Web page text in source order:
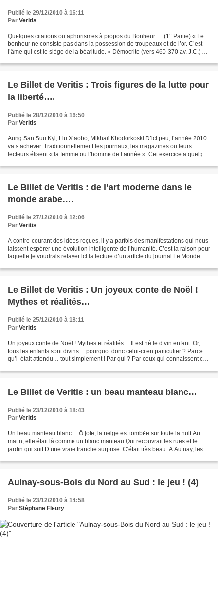
Publié le 29/12/2010 à 16:11
Par Veritis
Quelques citations ou aphorismes à propos du Bonheur…. (1° Partie) « Le
bonheur ne consiste pas dans la possession de troupeaux et de l’or. C’est
l’âme qui est le siège de la béatitude. » Démocrite (vers 460-370 av. J.C.) «
Le Billet de Veritis : Trois figures de la lutte pour
la liberté….
Publié le 28/12/2010 à 16:50
Par Veritis
Aung San Suu Kyi, Liu Xiaobo, Mikhaïl Khodorkoski D’ici peu, l’année 2010
va s’achever. Traditionnellement les journaux, les magazines ou leurs
lecteurs élisent « la femme ou l’homme de l’année ». Cet exercice a quelque
Le Billet de Veritis : de l’art moderne dans le
monde arabe….
Publié le 27/12/2010 à 12:06
Par Veritis
A contre-courant des idées reçues, il y a parfois des manifestations qui nous
laissent espérer une évolution intelligente de l’humanité. C’est la raison pour
laquelle je voudrais relayer ici la lecture d’un article du journal Le Monde
Le Billet de Veritis : Un joyeux conte de Noël !
Mythes et réalités…
Publié le 25/12/2010 à 18:11
Par Veritis
Un joyeux conte de Noël ! Mythes et réalités… Il est né le divin enfant. Or,
tous les enfants sont divins… pourquoi donc celui-ci en particulier ? Parce
qu’il était attendu… tout simplement ! Par qui ? Par ceux qui connaissent ces
Le Billet de Veritis : un beau manteau blanc…
Publié le 23/12/2010 à 18:43
Par Veritis
Un beau manteau blanc… Ô joie, la neige est tombée sur toute la nuit Au
matin, elle était là comme un blanc manteau Qui recouvrait les rues et le
jardin qui suit D’une vraie franche surprise. C’était très beau. A Aulnay, les
Aulnay-sous-Bois du Nord au Sud : le jeu ! (4)
Publié le 23/12/2010 à 14:58
Par Stéphane Fleury